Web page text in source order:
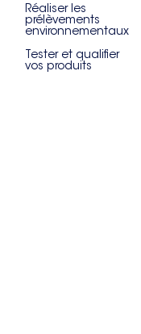
Réaliser les
prélèvements
environnementaux
Tester et qualifier
vos produits